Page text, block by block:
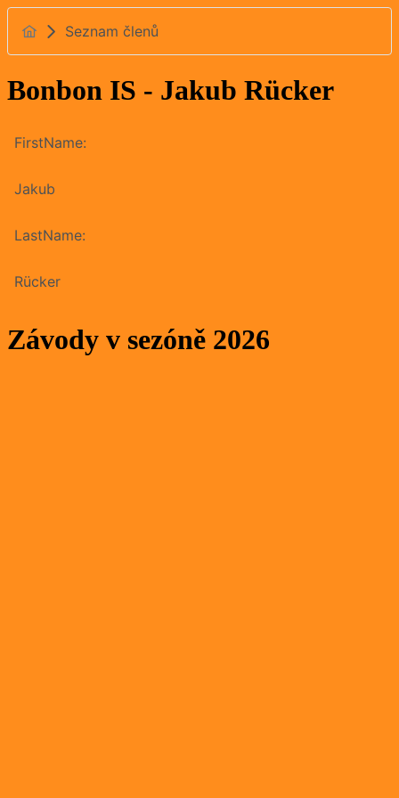
Seznam členů
Bonbon IS - Jakub Rücker
FirstName:
Jakub
LastName:
Rücker
Závody v sezóně 2026